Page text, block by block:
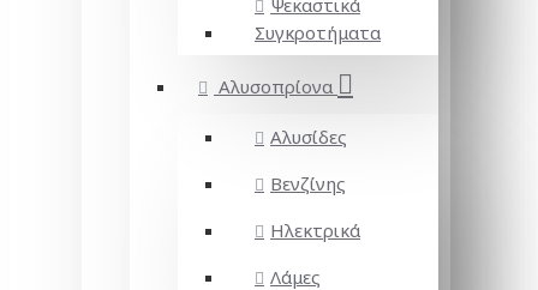
Ψεκαστικά
Συγκροτήματα
Αλυσοπρίονα
Αλυσίδες
Βενζίνης
Ηλεκτρικά
Λάμες